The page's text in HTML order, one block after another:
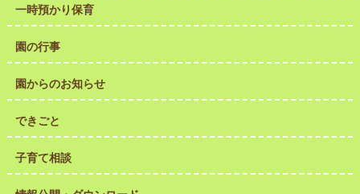
一時預かり保育
園の行事
園からのお知らせ
できごと
子育て相談